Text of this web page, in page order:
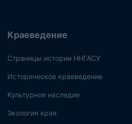
Краеведение
Страницы истории ННГАСУ
Историческое краеведение
Культурное наследие
Экология края